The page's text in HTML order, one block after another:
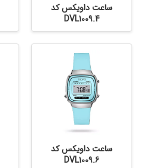
ساعت داویکس کد
DVL1009.4
ساعت داویکس کد
DVL1009.6